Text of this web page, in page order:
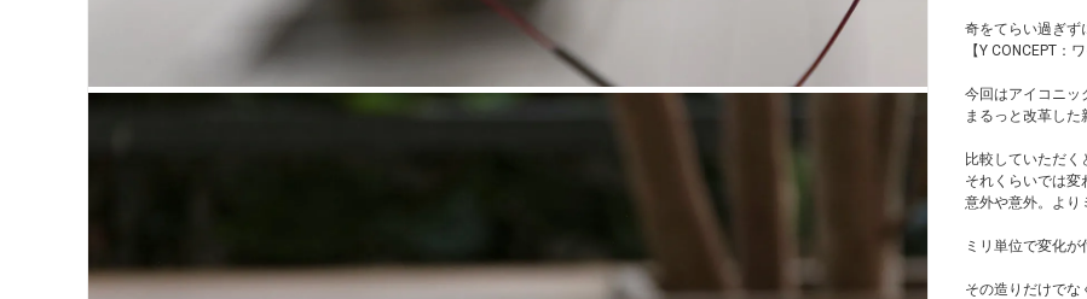
奇をてらい過ぎず
【Y CONCEPT：
今回はアイコニッ
まるっと改革した
比較していただ
それくらいでは変
意外や意外。より
ミリ単位で変化が
その造りだけでな